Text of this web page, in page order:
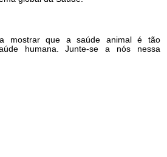
a mostrar que a saúde animal é tão
humana. Junte-se a nós nessa